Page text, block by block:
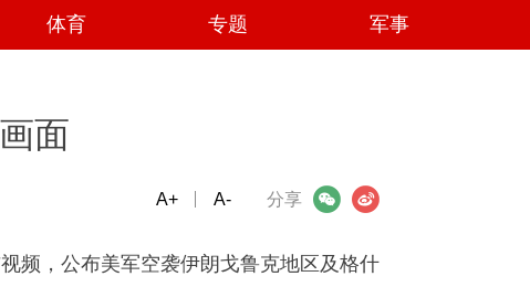
体育 专题 军事
面
分享
微信 微博
A+ A-
频，公布美军空袭伊朗戈鲁克地区及格什